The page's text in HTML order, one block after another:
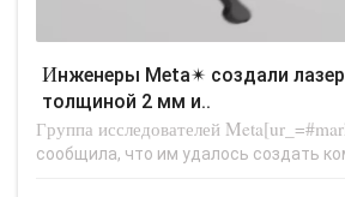
Инженеры Meta✴ создали лазерный дисплей
толщиной 2 мм и..
Группа исследователей
сообщила, что им удалось создать